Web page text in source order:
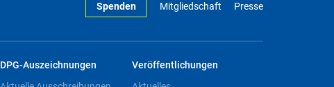
Spenden Mitgliedschaft Presse
DPG-Auszeichnungen Veröffentlichungen